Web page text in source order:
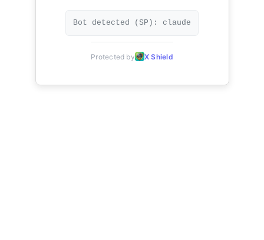
Bot detected (SP): claude
Protected by X Shield